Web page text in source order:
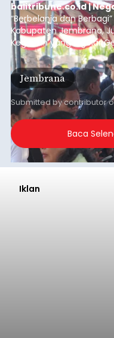
balitribune.co.id |
“Berbelanja dan
Kabupaten Jembrana,
Kegiatan yang digelar
Soekarno ini
ekonomi masyarakat
mendapat antusiasme
transaksi mencapai
Jembrana
Submitted bycontributor
Baca
Iklan